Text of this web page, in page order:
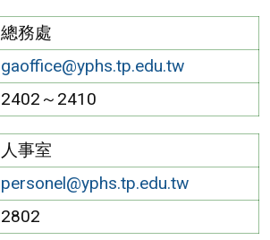
總務處
gaoffice@yphs.tp.edu.tw
2402～2410
人事室
personel@yphs.tp.edu.tw
2802